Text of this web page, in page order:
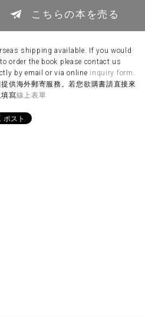
こちらの本を売る
shipping available. If you would
to order the book please contact us
by email or via online inquiry form .
供海外郵寄服務。若您欲購書請直接來
寫線上表單